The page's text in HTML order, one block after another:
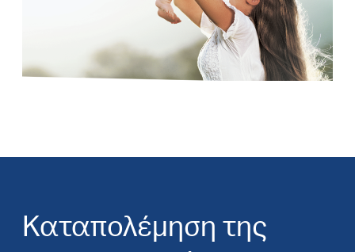
Καταπολέμηση της